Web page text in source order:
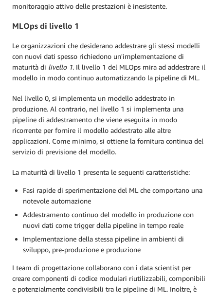
monitoraggio attivo delle prestazioni è inesistente.
MLOps di livello 1
Le organizzazioni che desiderano addestrare gli stessi modelli
con nuovi dati spesso richiedono un'implementazione di
maturità di livello 1. Il livello 1 del MLOps mira ad addestrare il
modello in modo continuo automatizzando la pipeline di ML.
Nel livello 0, si implementa un modello addestrato in
produzione. Al contrario, nel livello 1 si implementa una
pipeline di addestramento che viene eseguita in modo
ricorrente per fornire il modello addestrato alle altre
applicazioni. Come minimo, si ottiene la fornitura continua del
servizio di previsione del modello.
La maturità di livello 1 presenta le seguenti caratteristiche:
Fasi rapide di sperimentazione del ML che comportano una
notevole automazione
Addestramento continuo del modello in produzione con
nuovi dati come trigger della pipeline in tempo reale
Implementazione della stessa pipeline in ambienti di
sviluppo, pre-produzione e produzione
I team di progettazione collaborano con i data scientist per
creare componenti di codice modulari riutilizzabili, componibili
e potenzialmente condivisibili tra le pipeline di ML. Inoltre, è